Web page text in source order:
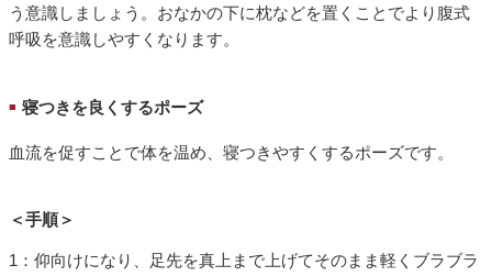
う意識しましょう。おなかの下に枕などを置くことでより腹式
呼吸を意識しやすくなります。
■ 寝つきを良くするポーズ
血流を促すことで体を温め、寝つきやすくするポーズです。
＜手順＞
1：仰向けになり、足先を真上まで上げてそのまま軽くブラブラ